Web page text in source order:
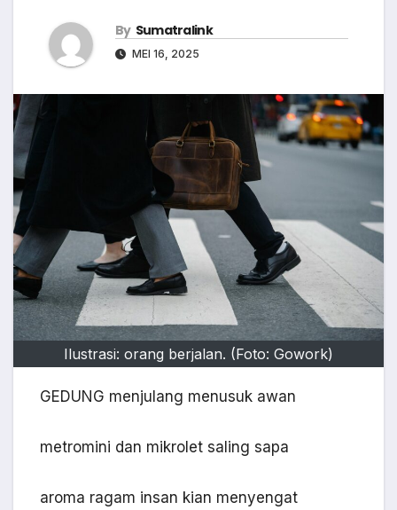
By Sumatralink
MEI 16, 2025
Ilustrasi: orang berjalan. (Foto: Gowork)
GEDUNG menjulang menusuk awan
metromini dan mikrolet saling sapa
aroma ragam insan kian menyengat